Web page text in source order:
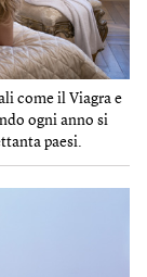
come il Viagra e
ogni anno si
paesi.